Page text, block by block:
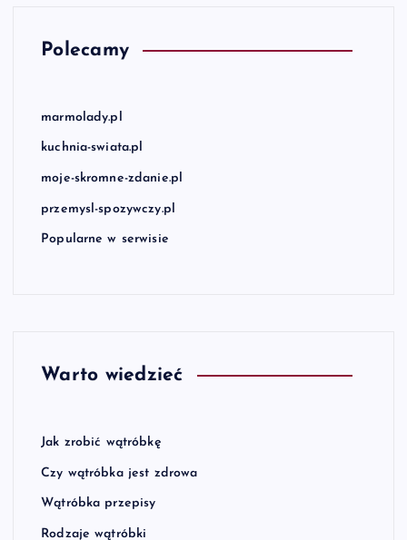
Polecamy
marmolady.pl
kuchnia-swiata.pl
moje-skromne-zdanie.pl
przemysl-spozywczy.pl
Popularne w serwisie
Warto wiedzieć
Jak zrobić wątróbkę
Czy wątróbka jest zdrowa
Wątróbka przepisy
Rodzaje wątróbki